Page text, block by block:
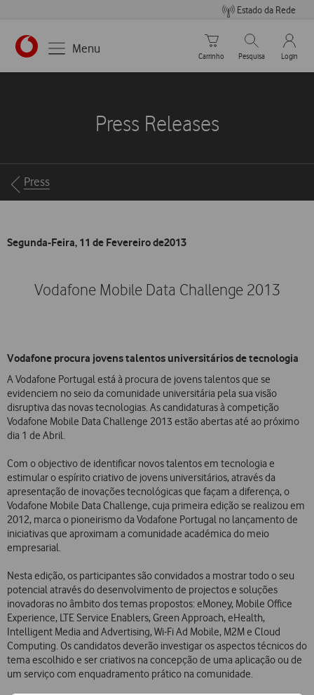
Estado da Rede
https://www.vodafone.pt
Menu
Carrinho de compras
Carrinho
Pesquisar
Pesquisa
My
Login
Press Releases
Breadcrumbs
Press
Segunda-Feira, 11 de Fevereiro de2013
Vodafone Mobile Data Challenge 2013
Vodafone procura jovens talentos universitários de tecnologia
A Vodafone Portugal está à procura de jovens talentos que se
evidenciem no seio da comunidade universitária pela sua visão
disruptiva das novas tecnologias. As candidaturas à competição
Vodafone Mobile Data Challenge 2013 estão abertas até ao próximo
dia 1 de Abril.
Com o objectivo de identificar novos talentos em tecnologia e
estimular o espírito criativo de jovens universitários, através da
apresentação de inovações tecnológicas que façam a diferença, o
Vodafone Mobile Data Challenge, cuja primeira edição se realizou em
2012, marca o pioneirismo da Vodafone Portugal no lançamento de
iniciativas que aproximam a comunidade académica do meio
empresarial.
Nesta edição, os participantes são convidados a mostrar todo o seu
potencial através do desenvolvimento de projectos e soluções
inovadoras no âmbito dos temas propostos: eMoney, Mobile Office
Experience, LTE Service Enablers, Green Approach, eHealth,
Intelligent Media and Advertising, Wi-Fi Ad Mobile, M2M e Cloud
Computing. Os candidatos deverão investigar os aspectos técnicos do
tema escolhido e ser criativos na concepção de uma aplicação ou de
um serviço com enquadramento prático na comunidade.